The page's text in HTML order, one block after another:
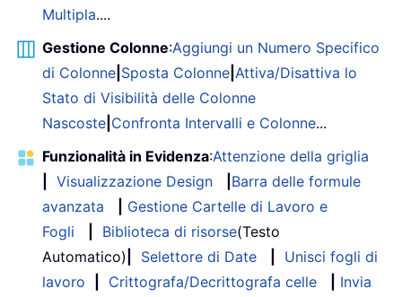
Multipla....
Gestione Colonne:Aggiungi un Numero Specifico
di Colonne Sposta Colonne Attiva/Disattiva lo
Stato di Visibilità delle Colonne
Nascoste Confronta Intervalli e Colonne...
Funzionalità in Evidenza:Attenzione della griglia
Visualizzazione Design
Barra delle formule
avanzata
Gestione Cartelle di Lavoro e
Fogli
Biblioteca di risorse(Testo
Automatico)
Selettore di Date
Unisci fogli di
lavoro
Crittografa/Decrittografa celle
Invia